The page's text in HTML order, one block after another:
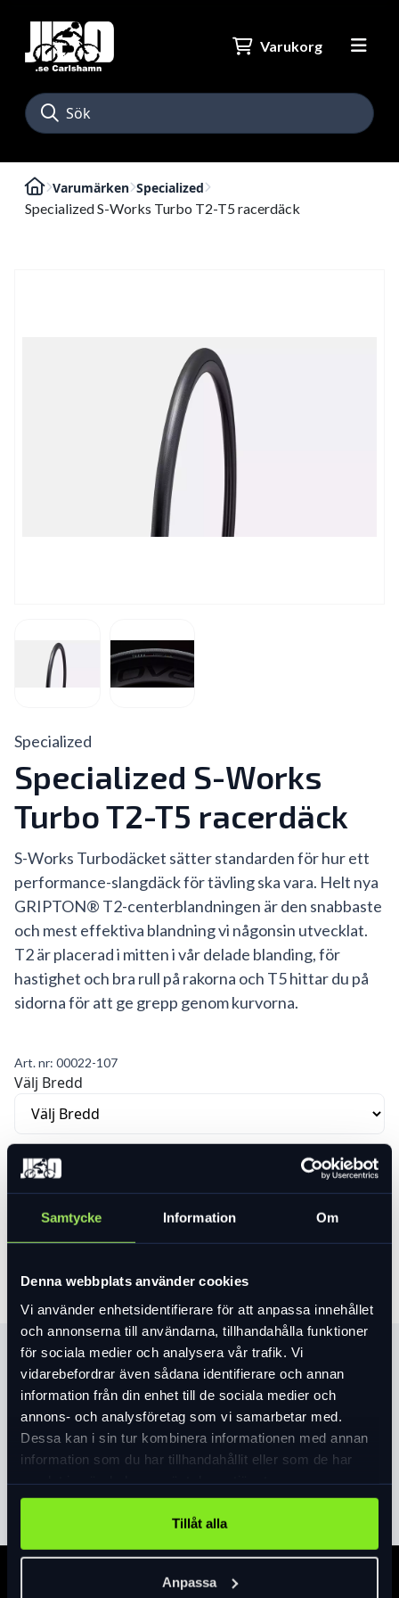
Samtycke Information Om
Denna webbplats använder cookies
Vi använder enhetsidentifierare för att anpassa innehållet
och annonserna till användarna, tillhandahålla funktioner
för sociala medier och analysera vår trafik. Vi
vidarebefordrar även sådana identifierare och annan
information från din enhet till de sociala medier och
annons- och analysföretag som vi samarbetar med.
Dessa kan i sin tur kombinera informationen med annan
information som du har tillhandahållit eller som de har
Tillåt alla
Anpassa
Varukorg
Varumärken Specialized
Specialized S-Works Turbo T2-T5 racerdäck
Specialized
Specialized S-Works
Turbo T2-T5 racerdäck
S-Works Turbodäcket sätter standarden för hur ett
performance-slangdäck för tävling ska vara. Helt nya
GRIPTON® T2-centerblandningen är den snabbaste
och mest effektiva blandning vi någonsin utvecklat.
T2 är placerad i mitten i vår delade blanding, för
hastighet och bra rull på rakorna och T5 hittar du på
sidorna för att ge grepp genom kurvorna.
Art. nr: 00022-107
Välj Bredd
Var vänlig välj ett alternativ för att se lagersaldo
659 kr
Lägg i varukorg
Produktinformation
Vi har förbättrat punkteringsskyddet med 8
% med nytt hybrid-kevlar BlackBelt under
mönstret. Tillsammans med lätt och smidig
casing får du inte bara förbättrat
punkteringsskydd utan även lättare vikt och
mer flexibilitet för en smidig och skön tur.
Allt detta tillsammans blir ett S-Works Turbo
slangdäck som är 4 watt snabbare per set än
tidigare S-Works Turbo och som väger
Läs merexpand_more